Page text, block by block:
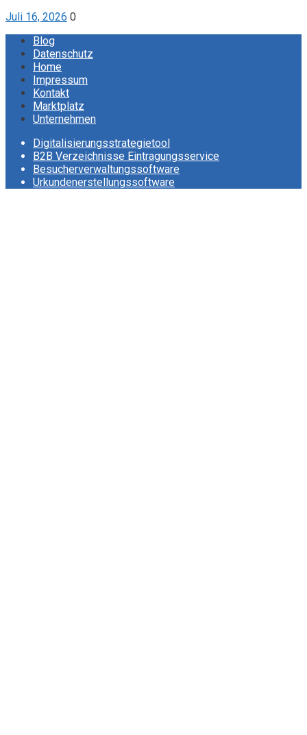
Juli 16, 2026 0
Blog
Datenschutz
Home
Impressum
Kontakt
Marktplatz
Unternehmen
Digitalisierungsstrategietool
B2B Verzeichnisse Eintragungsservice
Besucherverwaltungssoftware
Urkundenerstellungssoftware